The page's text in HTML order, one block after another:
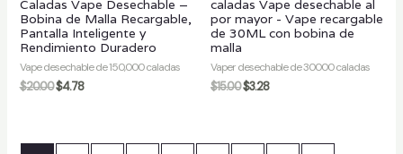
Caladas Vape Desechable –
Bobina de Malla Recargable,
Pantalla Inteligente y
Rendimiento Duradero
Vape desechable de 150,000 caladas
$20.00$4.78
caladas Vape desechable al
por mayor - Vape recargable
de 30ML con bobina de
malla
Vaper desechable de 30000 caladas
$15.00$3.28